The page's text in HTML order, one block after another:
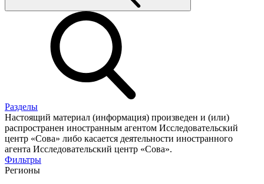
Разделы
Настоящий материал (информация) произведен и (или)
распространен иностранным агентом Исследовательский
центр «Сова» либо касается деятельности иностранного
агента Исследовательский центр «Сова».
Фильтры
Регионы